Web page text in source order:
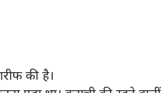
की है।